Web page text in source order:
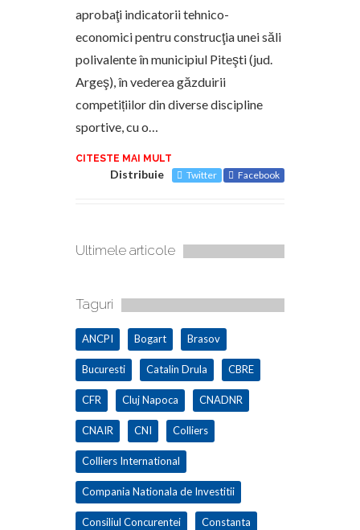
aprobaţi indicatorii tehnico-
economici pentru construcţia unei săli
polivalente în municipiul Piteşti (jud.
Argeş), în vederea găzduirii
competițiilor din diverse discipline
sportive, cu o…
CITESTE MAI MULT
Distribuie Twitter Facebook
Ultimele articole
Taguri
ANCPI Bogart Brasov
Bucuresti Catalin Drula CBRE
CFR Cluj Napoca CNADNR
CNAIR CNI Colliers
Colliers International
Compania Nationala de Investitii
Consiliul Concurentei Constanta